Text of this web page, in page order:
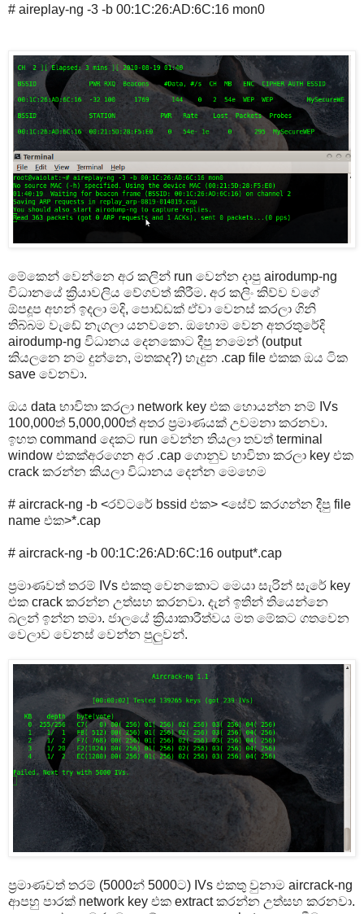
# aireplay-ng -3 -b 00:1C:26:AD:6C:16 mon0
මේකෙන් වෙන්නෙ අර කලින් run වෙන්න දාපු airodump-ng
විධානයේ ක්‍රියාවලිය වේගවත් කිරීම. අර කලිං කිව්ව වගේ
ඕපදූප අහන් ඉදලා මදි, පොඩ්ඩක් ඒවා වෙනස් කරලා ගිනි
තිබ්බම වැඩේ නැගලා යනවනෙ. ඔහොම වෙන අතරතුරේදි
airodump-ng විධානය දෙනකොට දීපු නමෙන් (output
කියලනෙ නම දුන්නෙ, මතකද?) හැදුන .cap file එකක ඔය ටික
save වෙනවා.
ඔය data භාවිතා කරලා network key එක හොයන්න නම් IVs
100,000ත් 5,000,000ත් අතර ප්‍රමාණයක් උවමනා කරනවා.
ඉහත command දෙකට run වෙන්න තියලා තවත් terminal
window එකක්‌අරගෙන අර .cap ගොනුව භාවිතා කරලා key එක
crack කරන්න කියලා විධානය දෙන්න මෙහෙම
# aircrack-ng -b <රව්ටරේ bssid එක> <සේව් කරගන්න දීපු file
name එක>*.cap
# aircrack-ng -b 00:1C:26:AD:6C:16 output*.cap
ප්‍රමාණවත් තරම් IVs එකතු වෙනකොට මෙයා සැරින් සැරේ key
එක crack කරන්න උත්සහ කරනවා. දැන් ඉතින් තියෙන්නෙ
බලන් ඉන්න තමා. ජාලයේ ක්‍රියාකාරීත්වය මත මේකට ගතවෙන
වෙලාව වෙනස් වෙන්න පුලුවන්.
ප්‍රමාණවත් තරම් (5000න් 5000ට) IVs එකතු වුනාම aircrack-ng
ආපහු පාරක් network key එක extract කරන්න උත්සහ කරනවා.